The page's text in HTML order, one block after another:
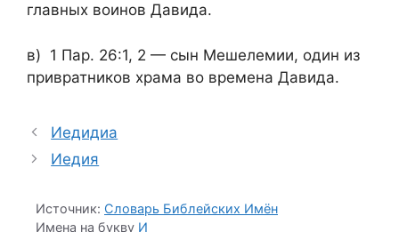
главных воинов Давида.
в) 1 Пар. 26:1, 2 — сын Мешелемии, один из
привратников храма во времена Давида.
Иедидиа
Иедия
Источник: Словарь Библейских Имён
Имена на букву И